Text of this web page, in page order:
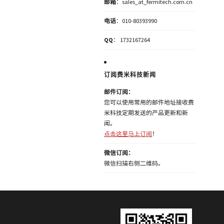
邮箱：sales_at_fermitech.com.cn
电话：010-80393990
QQ ： 1732167264
订阅费米科技新闻
邮件订阅：
您可以使用常用的邮件地址接收费
米科技定期发送的产品更新和新
闻。
点击这里马上订阅 ！
微信订阅：
微信扫描右侧二维码。